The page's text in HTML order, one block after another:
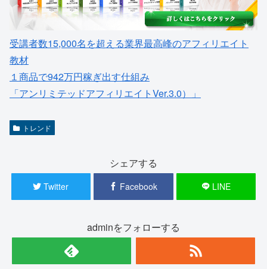
受講者数15,000名を超える業界最高峰のアフィリエイト
教材
１商品で942万円稼ぎ出す仕組み
「アンリミテッドアフィリエイトVer.3.0）」
トレンド
シェアする
Twitter Facebook LINE
adminをフォローする